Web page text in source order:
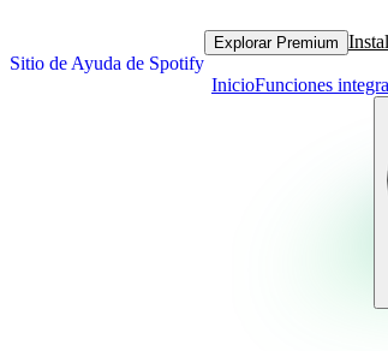
Sitio de Ayuda de Spotify
Explorar Premium
InicioFunciones